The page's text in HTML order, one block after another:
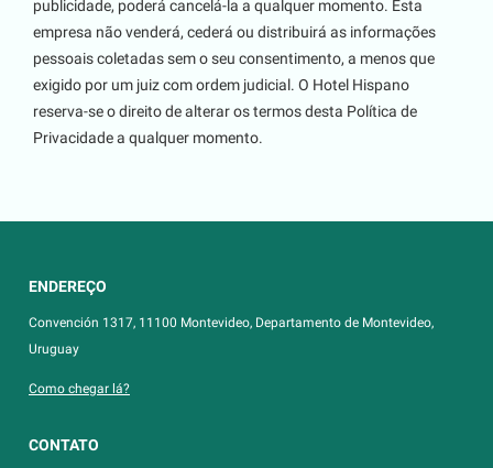
publicidade, poderá cancelá-la a qualquer momento. Esta
empresa não venderá, cederá ou distribuirá as informações
pessoais coletadas sem o seu consentimento, a menos que
exigido por um juiz com ordem judicial. O Hotel Hispano
reserva-se o direito de alterar os termos desta Política de
Privacidade a qualquer momento.
ENDEREÇO
Convención 1317, 11100 Montevideo, Departamento de Montevideo,
Uruguay
Como chegar lá?
CONTATO